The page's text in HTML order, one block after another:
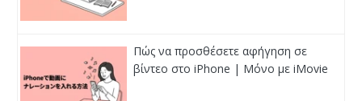
Πώς να προσθέσετε αφήγηση σε
βίντεο στο iPhone | Μόνο με iMovie